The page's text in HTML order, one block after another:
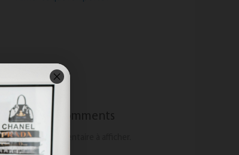
Recent Comments
Aucun commentaire à afficher.